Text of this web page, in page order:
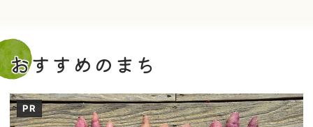
おすすめのまち
PR